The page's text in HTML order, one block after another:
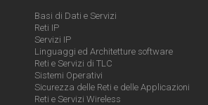
Basi di Dati e Servizi
Reti IP
Servizi IP
Linguaggi ed Architetture software
Reti e Servizi di TLC
Sistemi Operativi
Sicurezza delle Reti e delle Applicazioni
Reti e Servizi Wireless